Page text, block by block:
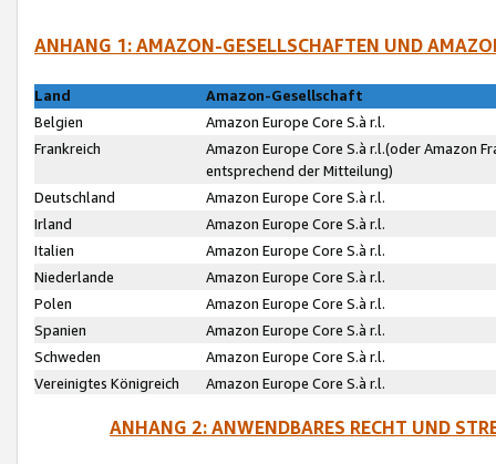
ANHANG 1: AMAZON-GESELLSCHAFTEN UND
Land
Amazon-Gesellschaft
Belgien
Amazon Europe Core S.à r.l.
Frankreich
Amazon Europe Core S.à r.l.(oder Amazon
entsprechend der Mitteilung)
Deutschland
Amazon Europe Core S.à r.l.
Irland
Amazon Europe Core S.à r.l.
Italien
Amazon Europe Core S.à r.l.
Niederlande
Amazon Europe Core S.à r.l.
Polen
Amazon Europe Core S.à r.l.
Spanien
Amazon Europe Core S.à r.l.
Schweden
Amazon Europe Core S.à r.l.
Vereinigtes Königreich
Amazon Europe Core S.à r.l.
ANHANG 2: ANWENDBARES RECHT UND